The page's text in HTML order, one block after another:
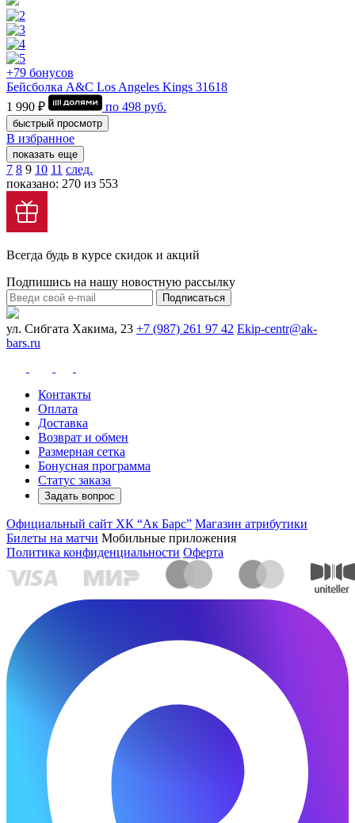
+79 бонусов
Бейсболка A&C Los Angeles Kings 31618
1 990 ₽
по 498 руб.
быстрый просмотр
В избранное
показать еще
7 8 9 10 11 след.
показано: 270 из 553
Всегда будь в курсе скидок и акций
Подпишись на нашу новостную рассылку
Подписаться
ул. Сибгата Хакима, 23 +7 (987) 261 97 42 Ekip-centr@ak-
bars.ru
Контакты
Оплата
Доставка
Возврат и обмен
Размерная сетка
Бонусная программа
Статус заказа
Задать вопрос
Официальный сайт ХК “Ак Барс” Магазин атрибутики
Билеты на матчи Мобильные приложения
Политика конфиденциальности Оферта